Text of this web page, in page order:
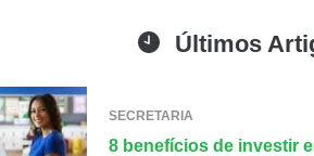
Últimos
SECRETARIA
8 benefícios de investir